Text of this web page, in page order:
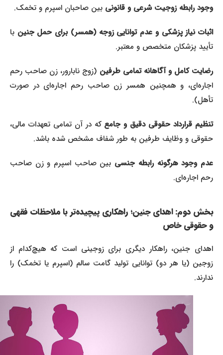
وجود رابطه زوجیت شرعی و قانونیبین صاحبان اسپرم و تخمک.
اثبات نیاز پزشکی و عدم توانایی زوجه (همسر) برای حمل جنینبا
تأیید پزشکان متخصص و معتبر.
رضایت کامل و آگاهانه تمامی طرفین(زوج نابارور، زن صاحب رحم
اجاره‌ای، و همچنین همسر زن صاحب رحم اجاره‌ای در صورت
تأهل).
تنظیم قرارداد حقوقی دقیق و جامعکه در آن تمامی تعهدات مالی،
حقوقی و وظایف طرفین به طور شفاف مشخص شده باشد.
عدم وجود هرگونه رابطه جنسیبین صاحب اسپرم و زن صاحب
رحم اجاره‌ای.
بخش دوم: اهدای جنین؛ راهکاری پیچیده‌تر با ملاحظات فقهی
و حقوقی خاص
اهدای جنین، راهکار دیگری برای زوجینی است که هیچ‌کدام از
زوجین (یا هر دو) توانایی تولید گامت سالم (اسپرم یا تخمک) را
ندارند.